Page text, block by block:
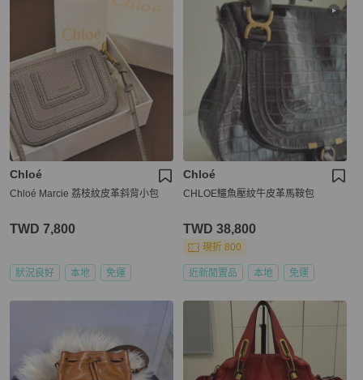
Chloé
Chloé Marcie 荔枝紋皮革斜背小包
TWD 7,800
狀況良好 本地 免運
Chloé
CHLOE鱷魚壓紋牛皮革馬鞍包
TWD 38,800
現折 800
近新閒置品 本地 免運